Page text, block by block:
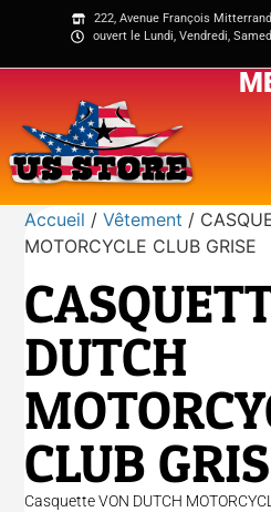
222, Avenue François
ouvert le Lundi, Vendredi,
Accueil /Vêtement /
MOTORCYCLE CLUB GRISE
DUTCH
CLUB
Casquette VON DUTCH